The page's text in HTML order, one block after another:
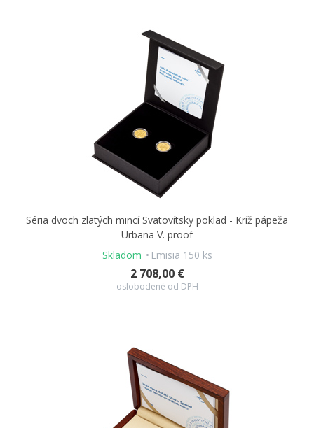
Séria dvoch zlatých mincí Svatovítsky poklad - Kríž pápeža
Urbana V. proof
Skladom
Emisia 150 ks
2 708,00 €
oslobodené od DPH